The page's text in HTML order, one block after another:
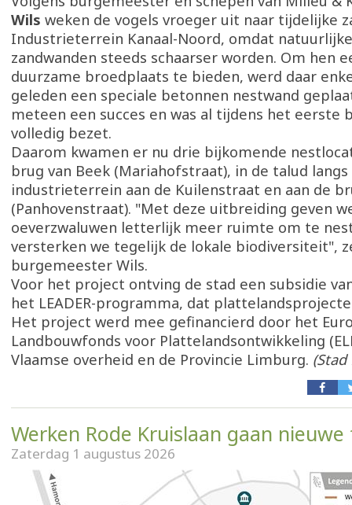
Wils weken de vogels vroeger uit naar tijdelijke
Industrieterrein Kanaal-Noord, omdat
zandwanden steeds schaarser worden. Om hen
duurzame broedplaats te bieden, werd daar
geleden een speciale betonnen nestwand
meteen een succes en was al tijdens het eerste
volledig bezet.
Daarom kwamen er nu drie bijkomende
brug van Beek (Mariahofstraat), in de talud
industrieterrein aan de Kuilenstraat en aan de
(Panhovenstraat). "Met deze uitbreiding geven
oeverzwaluwen letterlijk meer ruimte om te
versterken we tegelijk de lokale biodiversiteit",
burgemeester Wils.
Voor het project ontving de stad een subsidie
het LEADER-programma, dat
Het project werd mee gefinancierd door het
Landbouwfonds voor Plattelandsontwikkeling
Vlaamse overheid en de Provincie Limburg. (Stad
Werken Rode Kruislaan gaan nieuwe
Zaterdag 1 augustus 2026